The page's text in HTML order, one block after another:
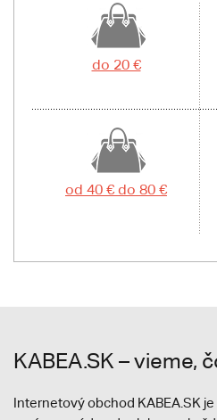
do 20 €
od 40 € do 80 €
KABEA.SK – vieme,
Internetový obchod KABEA.SK